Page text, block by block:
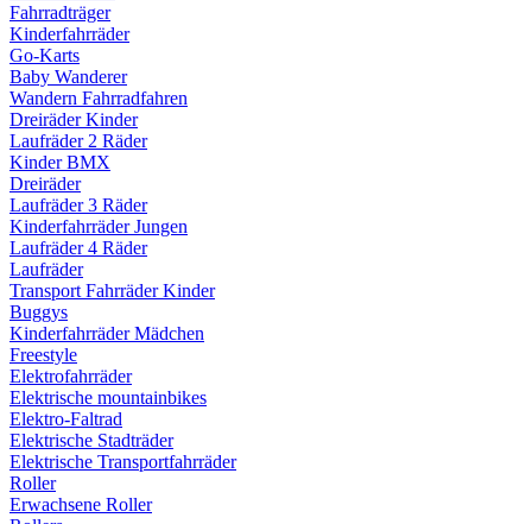
Fahrradträger
Kinderfahrräder
Go-Karts
Baby Wanderer
Wandern Fahrradfahren
Dreiräder Kinder
Laufräder 2 Räder
Kinder BMX
Dreiräder
Laufräder 3 Räder
Kinderfahrräder Jungen
Laufräder 4 Räder
Laufräder
Transport Fahrräder Kinder
Buggys
Kinderfahrräder Mädchen
Freestyle
Elektrofahrräder
Elektrische mountainbikes
Elektro-Faltrad
Elektrische Stadträder
Elektrische Transportfahrräder
Roller
Erwachsene Roller